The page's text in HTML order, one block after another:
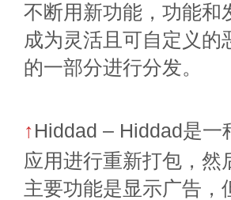
不断用新功能，功能和
成为灵活且可自定义的
的一部分进行分发。
↑Hiddad – Hiddad是一
应用进行重新打包，然
主要功能是显示广告，